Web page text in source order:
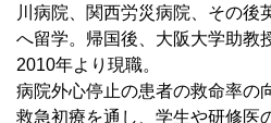
川病院、関西労災病院、その後
へ留学。帰国後、大阪大学助教
2010年より現職。
病院外心停止の患者の救命率の
救急初療を通し、学生や研修医